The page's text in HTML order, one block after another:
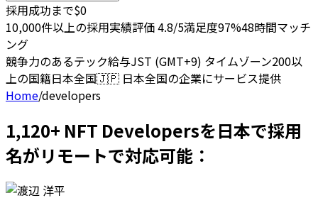
採用成功まで$0
10,000件以上の採用実績評価 4.8/5満足度97%48時間マッチ
ング
競争力のあるテック給与JST (GMT+9) タイムゾーン200以
上の国籍日本全国🇯🇵 日本全国の企業にサービス提供
Home/developers
1,120+ NFT Developersを日本で採用
名がリモートで対応可能：